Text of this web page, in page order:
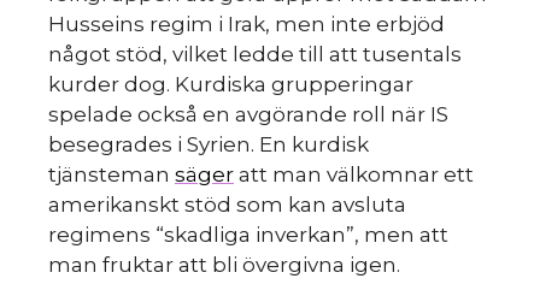
Husseins regim i Irak, men inte erbjöd
något stöd, vilket ledde till att tusentals
kurder dog. Kurdiska grupperingar
spelade också en avgörande roll när IS
besegrades i Syrien. En kurdisk
tjänsteman säger att man välkomnar ett
amerikanskt stöd som kan avsluta
regimens “skadliga inverkan”, men att
man fruktar att bli övergivna igen.